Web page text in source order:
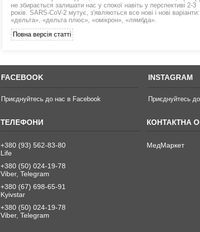
не збирається залишати нас у спокої навіть у перспективі 2-3
років. SARS-CoV-2 мутує, з'являються все нові і нові варіанти:
«дельта», «дельта плюс», «омікрон», «лямбда».
Повна версія статті
FACEBOOK
Приєднуйтесь до нас в Facebook
INSTAGRAM
Приєднуйтесь
+380 (93) 562-83-80
Life
+380 (50) 024-19-78
Viber, Telegram
+380 (67) 698-65-91
Kyivstar
+380 (50) 024-19-78
Viber, Telegram
МедМаркет